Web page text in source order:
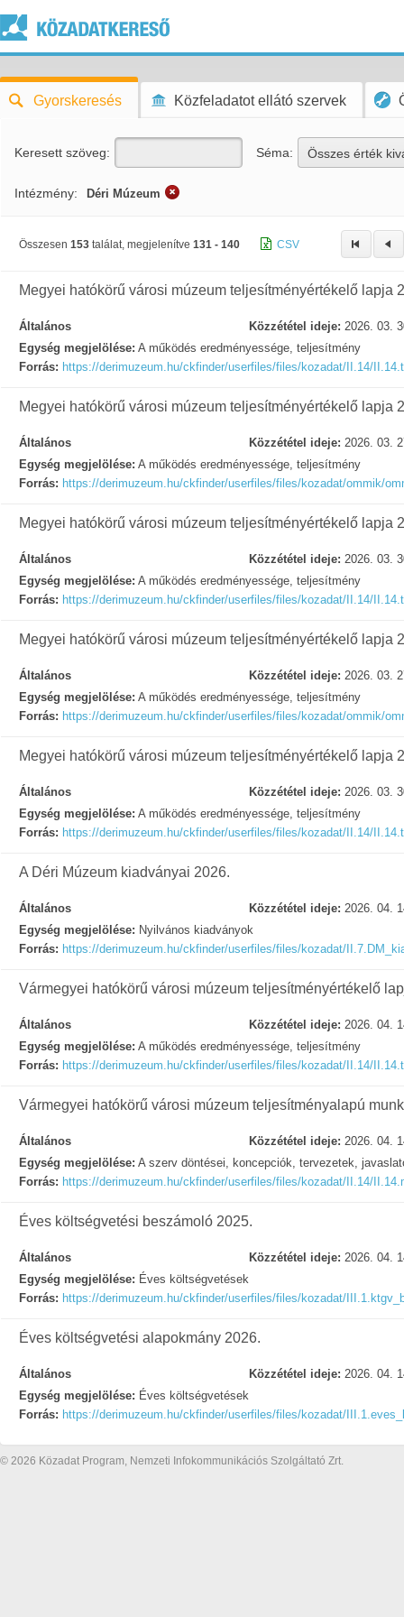
Gyorskeresés Közfeladatot ellátó szervek
Keresett szöveg: Séma: Összes érték
Intézmény: Déri Múzeum
Összesen 153 találat, megjelenítve 131 - 140 CSV
Megyei hatókörű városi múzeum teljesítményértékelő lapja
Általános Közzététel ideje: 2026. 03.
Egység megjelölése: A működés eredményessége, teljesítmény
Forrás: https://derimuzeum.hu/ckfinder/userfiles/files/kozadat/II.14/
Megyei hatókörű városi múzeum teljesítményértékelő lapja
Általános Közzététel ideje: 2026. 03.
Egység megjelölése: A működés eredményessége, teljesítmény
Forrás: https://derimuzeum.hu/ckfinder/userfiles/files/kozadat/ommik/
Megyei hatókörű városi múzeum teljesítményértékelő lapja
Általános Közzététel ideje: 2026. 03.
Egység megjelölése: A működés eredményessége, teljesítmény
Forrás: https://derimuzeum.hu/ckfinder/userfiles/files/kozadat/II.14/
Megyei hatókörű városi múzeum teljesítményértékelő lapja
Általános Közzététel ideje: 2026. 03.
Egység megjelölése: A működés eredményessége, teljesítmény
Forrás: https://derimuzeum.hu/ckfinder/userfiles/files/kozadat/ommik/
Megyei hatókörű városi múzeum teljesítményértékelő lapja
Általános Közzététel ideje: 2026. 03.
Egység megjelölése: A működés eredményessége, teljesítmény
Forrás: https://derimuzeum.hu/ckfinder/userfiles/files/kozadat/II.14/
A Déri Múzeum kiadványai 2026.
Általános Közzététel ideje: 2026. 04.
Egység megjelölése: Nyilvános kiadványok
Forrás: https://derimuzeum.hu/ckfinder/userfiles/files/kozadat/
Vármegyei hatókörű városi múzeum teljesítményértékelő
Általános Közzététel ideje: 2026. 04.
Egység megjelölése: A működés eredményessége, teljesítmény
Forrás: https://derimuzeum.hu/ckfinder/userfiles/files/kozadat/II.14/
Vármegyei hatókörű városi múzeum teljesítményalapú
Általános Közzététel ideje: 2026. 04.
Egység megjelölése: A szerv döntései, koncepciók, tervezetek,
Forrás: https://derimuzeum.hu/ckfinder/userfiles/files/kozadat/II.14/
Éves költségvetési beszámoló 2025.
Általános Közzététel ideje: 2026. 04.
Egység megjelölése: Éves költségvetések
Forrás: https://derimuzeum.hu/ckfinder/userfiles/files/kozadat/
Éves költségvetési alapokmány 2026.
Általános Közzététel ideje: 2026. 04.
Egység megjelölése: Éves költségvetések
Forrás: https://derimuzeum.hu/ckfinder/userfiles/files/kozadat/
© 2026 Közadat Program, Nemzeti Infokommunikációs Szolgáltató Zrt.